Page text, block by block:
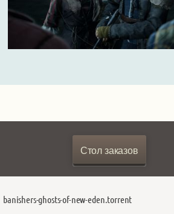
Стол заказов
banishers-ghosts-of-new-eden.torrent